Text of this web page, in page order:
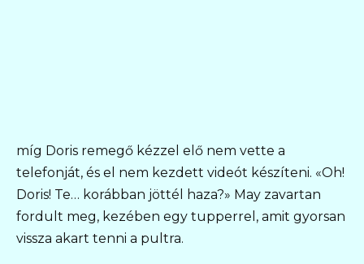
míg Doris remegő kézzel elő nem vette a
telefonját, és el nem kezdett videót készíteni. «Oh!
Doris! Te… korábban jöttél haza?» May zavartan
fordult meg, kezében egy tupperrel, amit gyorsan
vissza akart tenni a pultra.